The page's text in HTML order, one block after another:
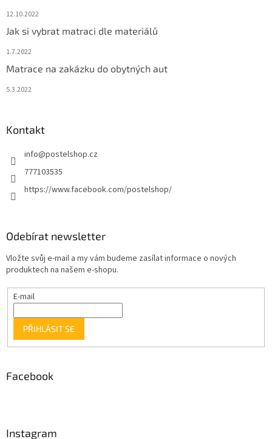
12.10.2022
Jak si vybrat matraci dle materiálů
1.7.2022
Matrace na zakázku do obytných aut
5.3.2022
Kontakt
info@postelshop.cz
777103535
https://www.facebook.com/postelshop/
Odebírat newsletter
Vložte svůj e-mail a my vám budeme zasílat informace o nových
produktech na našem e-shopu.
E-mail
PŘIHLÁSIT SE
Facebook
Instagram